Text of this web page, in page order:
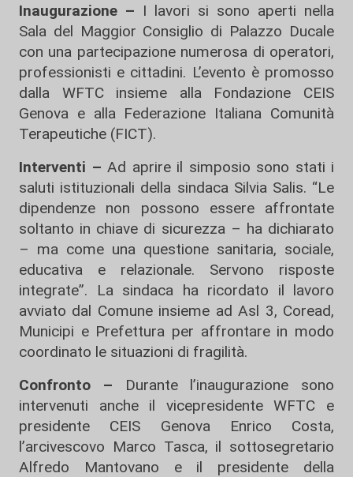
Inaugurazione – I lavori si sono aperti nella
Sala del Maggior Consiglio di Palazzo Ducale
con una partecipazione numerosa di operatori,
professionisti e cittadini. L’evento è promosso
dalla WFTC insieme alla Fondazione CEIS
Genova e alla Federazione Italiana Comunità
Terapeutiche (FICT).
Interventi – Ad aprire il simposio sono stati i
saluti istituzionali della sindaca Silvia Salis. “Le
dipendenze non possono essere affrontate
soltanto in chiave di sicurezza – ha dichiarato
– ma come una questione sanitaria, sociale,
educativa e relazionale. Servono risposte
integrate”. La sindaca ha ricordato il lavoro
avviato dal Comune insieme ad Asl 3, Coread,
Municipi e Prefettura per affrontare in modo
coordinato le situazioni di fragilità.
Confronto –
Durante l’inaugurazione sono
intervenuti anche il vicepresidente WFTC e
presidente CEIS Genova Enrico Costa,
l’arcivescovo Marco Tasca, il sottosegretario
Alfredo Mantovano e il presidente della